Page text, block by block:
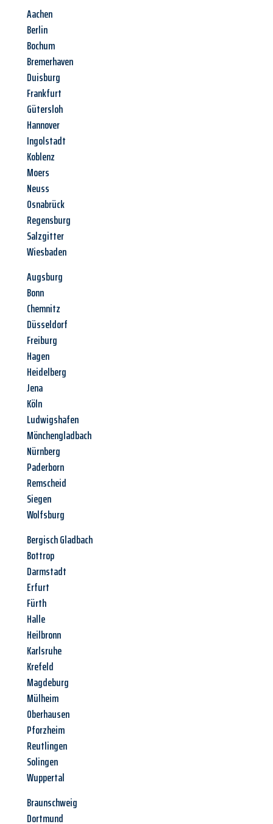
Aachen
Berlin
Bochum
Bremerhaven
Duisburg
Frankfurt
Gütersloh
Hannover
Ingolstadt
Koblenz
Moers
Neuss
Osnabrück
Regensburg
Salzgitter
Wiesbaden
Augsburg
Bonn
Chemnitz
Düsseldorf
Freiburg
Hagen
Heidelberg
Jena
Köln
Ludwigshafen
Mönchengladbach
Nürnberg
Paderborn
Remscheid
Siegen
Wolfsburg
Bergisch Gladbach
Bottrop
Darmstadt
Erfurt
Fürth
Halle
Heilbronn
Karlsruhe
Krefeld
Magdeburg
Mülheim
Oberhausen
Pforzheim
Reutlingen
Solingen
Wuppertal
Braunschweig
Dortmund